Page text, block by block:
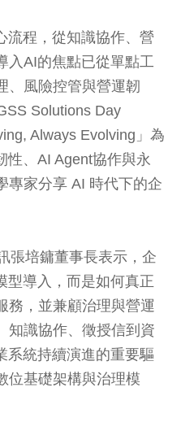
流程，從知識協作、營
入AI的焦點已從單點工
、風險控管與營運韌
Solutions Day
Always Evolving」為
性、AI Agent協作與永
專家分享 AI 時代下的企
張培鏞董事長表示，企
型導入，而是如何真正
務，並兼顧治理與營運
知識協作、徵授信到資
系統持續演進的重要驅
位基礎架構與治理模